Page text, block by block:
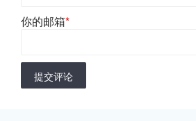
你的邮箱*
提交评论